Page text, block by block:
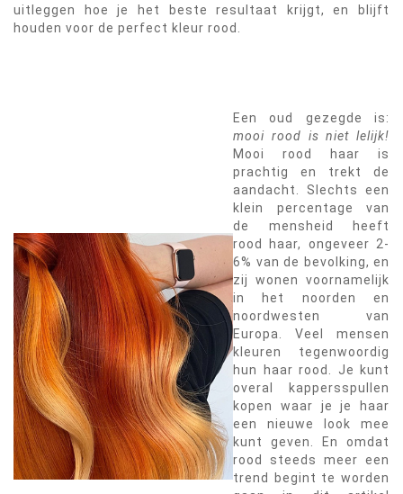
uitleggen hoe je het beste resultaat krijgt, en blijft
houden voor de perfect kleur rood.
Een oud gezegde is:
mooi rood is niet lelijk!
Mooi rood haar is
prachtig en trekt de
aandacht. Slechts een
klein percentage van
de mensheid heeft
rood haar, ongeveer 2-
6% van de bevolking, en
zij wonen voornamelijk
in het noorden en
noordwesten van
Europa. Veel mensen
kleuren tegenwoordig
hun haar rood. Je kunt
overal kappersspullen
kopen waar je je haar
een nieuwe look mee
kunt geven. En omdat
rood steeds meer een
trend begint te worden